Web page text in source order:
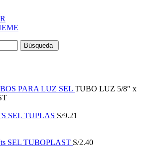
Búsqueda
PARA LUZ SEL TUBO LUZ 5/8″ x
SEL TUPLAS S/9.21
SEL TUBOPLAST S/2.40